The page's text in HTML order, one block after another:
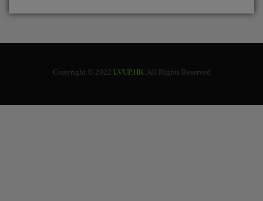
Copyright © 2022 LVUP.HK . All Rights Reserved